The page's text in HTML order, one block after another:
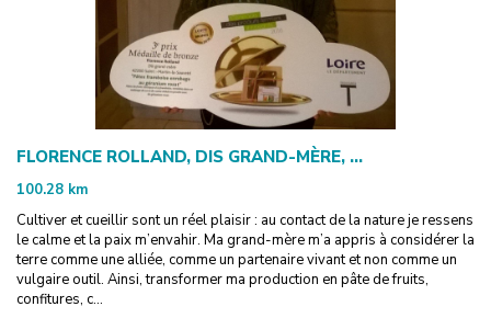
FLORENCE ROLLAND, DIS GRAND-MÈRE, ...
100.28 km
Cultiver et cueillir sont un réel plaisir : au contact de la nature je ressens
le calme et la paix m’envahir. Ma grand-mère m’a appris à considérer la
terre comme une alliée, comme un partenaire vivant et non comme un
vulgaire outil. Ainsi, transformer ma production en pâte de fruits,
confitures, c...